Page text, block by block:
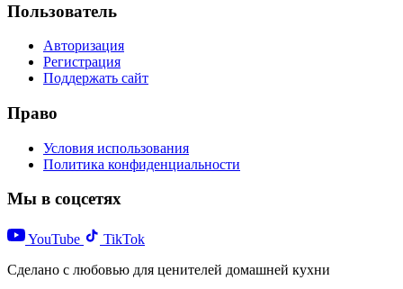
Пользователь
Авторизация
Регистрация
Поддержать сайт
Право
Условия использования
Политика конфиденциальности
Мы в соцсетях
YouTube
TikTok
Сделано с любовью для ценителей домашней кухни